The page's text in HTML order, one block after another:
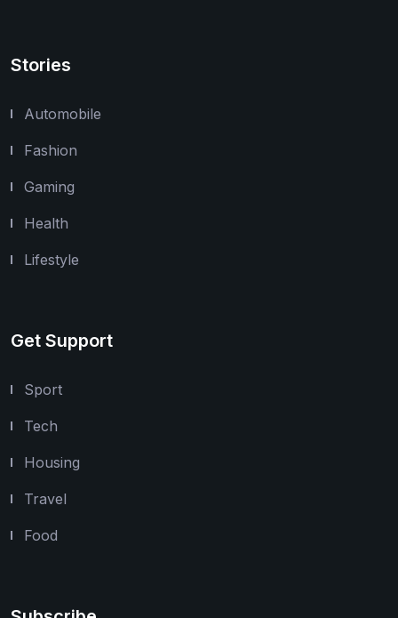
Stories
Automobile
Fashion
Gaming
Health
Lifestyle
Get Support
Sport
Tech
Housing
Travel
Food